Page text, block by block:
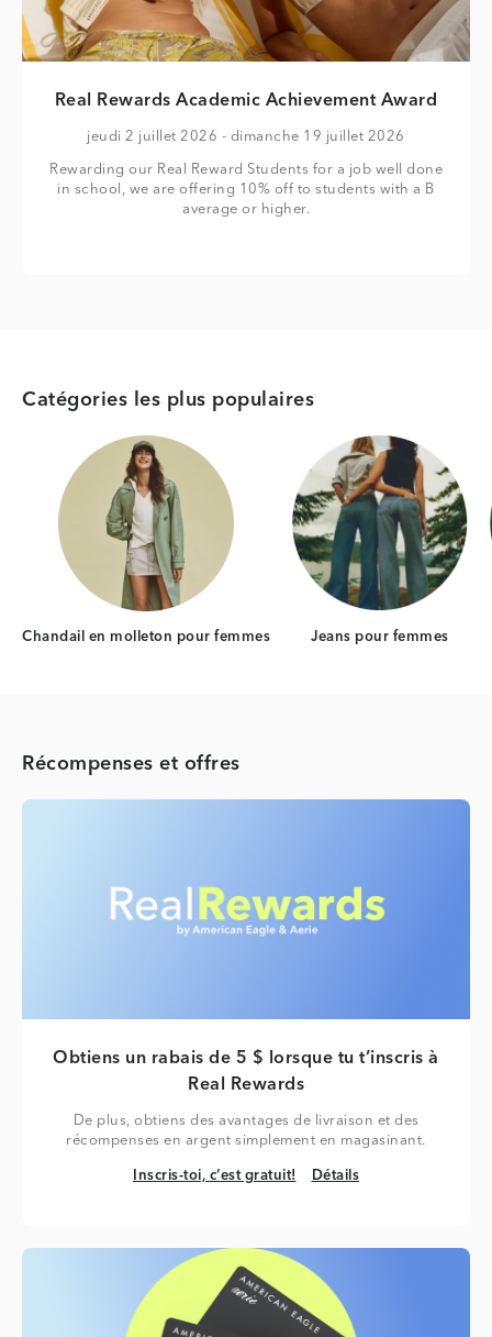
Real Rewards Academic Achievement Award
jeudi 2 juillet 2026 - dimanche 19 juillet 2026
Rewarding our Real Reward Students for a job well done
in school, we are offering 10% off to students with a B
average or higher.
Catégories les plus populaires
Category Card
Chandail en molleton pour femmes
Category
Jeans pour femmes
Récompenses et offres
Obtiens un rabais de 5 $ lorsque tu t’inscris à
Real Rewards
De plus, obtiens des avantages de livraison et des
récompenses en argent simplement en magasinant.
Inscris-toi, c’est gratuit!
Inscris-toi, c’est gratuit! Détails
Détails